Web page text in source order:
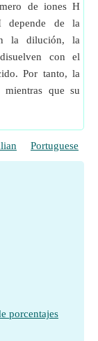
de iones H
depende de la
la dilución, la
con el
Por tanto, la
que su
Portuguese
porcentajes